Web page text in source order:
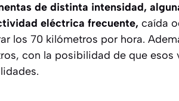
de distinta intensidad,
eléctrica frecuente, caída
los 70 kilómetros por hora.
con la posibilidad de que esos